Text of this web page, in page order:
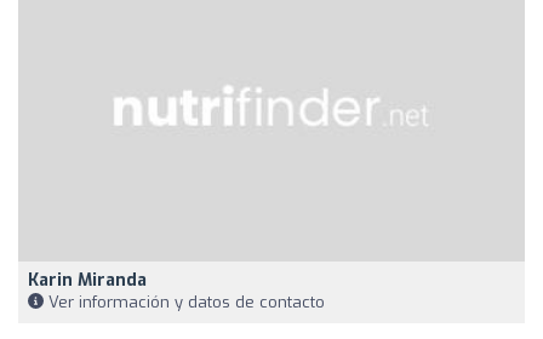
Karin Miranda
Ver información y datos de contacto